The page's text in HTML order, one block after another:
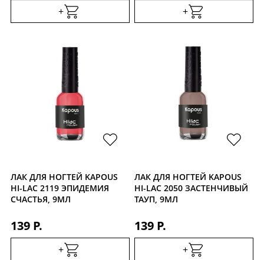
+ +
ЛАК ДЛЯ НОГТЕЙ KAPOUS
HI-LAC 2119 ЭПИДЕМИЯ
СЧАСТЬЯ, 9МЛ
139 Р.
+
ЛАК ДЛЯ НОГТЕЙ KAPOUS
HI-LAC 2050 ЗАСТЕНЧИВЫЙ
ТАУП, 9МЛ
139 Р.
+